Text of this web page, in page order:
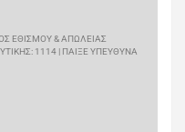
ΕΘΙΣΜΟΥ & ΑΠΩΛΕΙΑΣ
1114 | ΠΑΙΞΕ ΥΠΕΥΘΥΝΑ